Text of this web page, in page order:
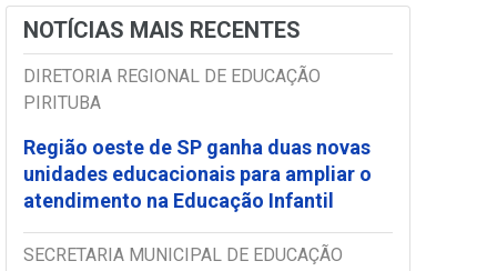
NOTÍCIAS MAIS RECENTES
DIRETORIA REGIONAL DE EDUCAÇÃO
PIRITUBA
Região oeste de SP ganha duas novas
unidades educacionais para ampliar o
atendimento na Educação Infantil
SECRETARIA MUNICIPAL DE EDUCAÇÃO